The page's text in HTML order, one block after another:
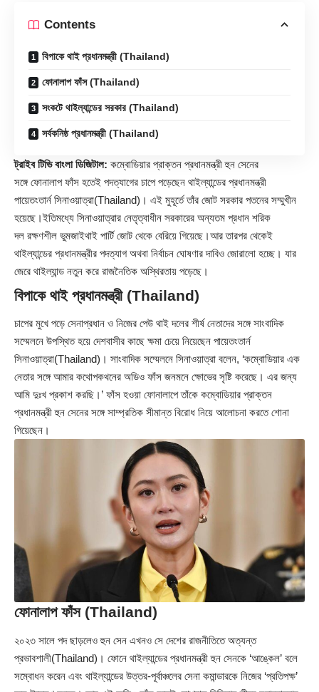
Contents
বিপাকে থাই প্রধানমন্ত্রী (Thailand)
ফোনালাপ ফাঁস (Thailand)
সংকটে থাইল্যান্ডের সরকার (Thailand)
সর্বকনিষ্ঠ প্রধানমন্ত্রী (Thailand)
ট্রাইব টিভি বাংলা ডিজিটাল: কম্বোডিয়ার প্রাক্তন প্রধানমন্ত্রী হুন সেনের
সঙ্গে ফোনালাপ ফাঁস হতেই পদত্যাগের চাপে পড়েছেন থাইল্যান্ডের প্রধানমন্ত্রী
পায়েতংতার্ন সিনাওয়াত্রা(Thailand)। এই মুহূর্তে তাঁর জোট সরকার পতনের সম্মুখীন
হয়েছে।ইতিমধ্যে সিনাওয়াত্রার নেতৃত্বাধীন সরকারের অন্যতম প্রধান শরিক
দল রক্ষণশীল ভুমজাইথাই পার্টি জোট থেকে বেরিয়ে গিয়েছে।আর তারপর থেকেই
থাইল্যান্ডের প্রধানমন্ত্রীর পদত্যাগ অথবা নির্বাচন ঘোষণার দাবিও জোরালো হচ্ছে। যার
জেরে থাইল্যান্ড নতুন করে রাজনৈতিক অস্থিরতায় পড়েছে।
বিপাকে থাই প্রধানমন্ত্রী (Thailand)
চাপের মুখে পড়ে সেনাপ্রধান ও নিজের পেউ থাই দলের শীর্ষ নেতাদের সঙ্গে সাংবাদিক
সম্মেলনে উপস্থিত হয়ে দেশবাসীর কাছে ক্ষমা চেয়ে নিয়েছেন পায়েতংতার্ন
সিনাওয়াত্রা(Thailand)। সাংবাদিক সম্মেলনে সিনাওয়াত্রা বলেন, ‘কম্বোডিয়ার এক
নেতার সঙ্গে আমার কথোপকথনের অডিও ফাঁস জনমনে ক্ষোভের সৃষ্টি করেছে। এর জন্য
আমি দুঃখ প্রকাশ করছি।’ ফাঁস হওয়া ফোনালাপে তাঁকে কম্বোডিয়ার প্রাক্তন
প্রধানমন্ত্রী হুন সেনের সঙ্গে সাম্প্রতিক সীমান্ত বিরোধ নিয়ে আলোচনা করতে শোনা
গিয়েছেন।
ফোনালাপ ফাঁস (Thailand)
২০২৩ সালে পদ ছাড়লেও হুন সেন এখনও সে দেশের রাজনীতিতে অত্যন্ত
প্রভাবশালী(Thailand)। ফোনে থাইল্যান্ডের প্রধানমন্ত্রী হুন সেনকে ‘আঙ্কেল’ বলে
সম্বোধন করেন এবং থাইল্যান্ডের উত্তর-পূর্বাঞ্চলের সেনা কমান্ডারকে নিজের ‘প্রতিপক্ষ’